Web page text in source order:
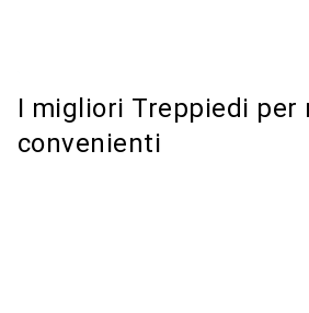
I migliori Treppiedi per
convenienti